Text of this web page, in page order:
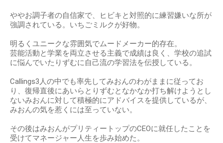
ややお調子者の自信家で、ヒビキと対照的に練習嫌いな所が
強調されている。いちごミルクが好物。
明るくユニークな雰囲気でムードメーカー的存在。
芸能活動と学業を両立させる主義で成績は良く、学校の追試
に悩んでいたりずむに自己流の学習法を伝授している。
Callings3人の中でも率先してみおんのわがままに従ってお
り、復帰直後にあいらとりずむとなかなか打ち解けようとし
ないみおんに対して積極的にアドバイスを提供しているが、
みおんの気を惹くには至っていない。
その後はみおんがプリティートップのCEOに就任したことを
受けてマネージャー人生を歩み始めた。